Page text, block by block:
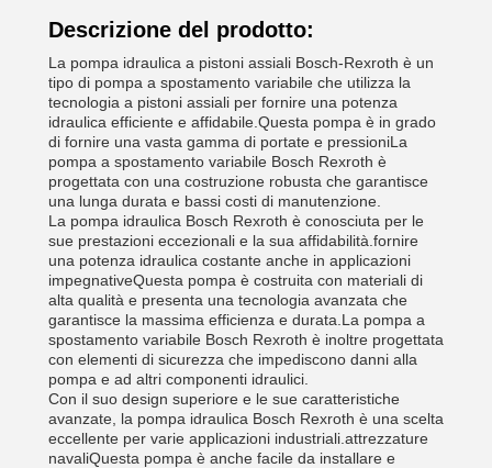
Descrizione del prodotto:
La pompa idraulica a pistoni assiali Bosch-Rexroth è un
tipo di pompa a spostamento variabile che utilizza la
tecnologia a pistoni assiali per fornire una potenza
idraulica efficiente e affidabile.Questa pompa è in grado
di fornire una vasta gamma di portate e pressioniLa
pompa a spostamento variabile Bosch Rexroth è
progettata con una costruzione robusta che garantisce
una lunga durata e bassi costi di manutenzione.
La pompa idraulica Bosch Rexroth è conosciuta per le
sue prestazioni eccezionali e la sua affidabilità.fornire
una potenza idraulica costante anche in applicazioni
impegnativeQuesta pompa è costruita con materiali di
alta qualità e presenta una tecnologia avanzata che
garantisce la massima efficienza e durata.La pompa a
spostamento variabile Bosch Rexroth è inoltre progettata
con elementi di sicurezza che impediscono danni alla
pompa e ad altri componenti idraulici.
Con il suo design superiore e le sue caratteristiche
avanzate, la pompa idraulica Bosch Rexroth è una scelta
eccellente per varie applicazioni industriali.attrezzature
navaliQuesta pompa è anche facile da installare e